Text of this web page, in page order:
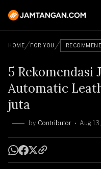
HOME FOR YOU
5 Rekomendasi
Automatic
juta
by Contributor Aug